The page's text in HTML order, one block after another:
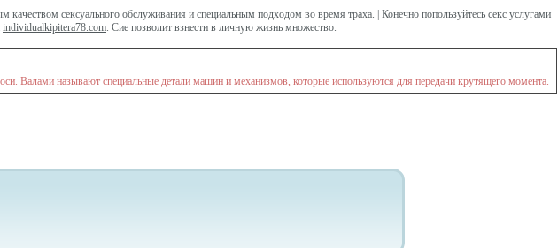
качеством сексуального обслуживания и специальным подходом во время траха. | Конечно попользуйтесь секс услугами
individualkipitera78.com. Сие позволит взнести в личную жизнь множество.
Валами называют специальные детали машин и механизмов, которые используются для передачи крутящего момента.